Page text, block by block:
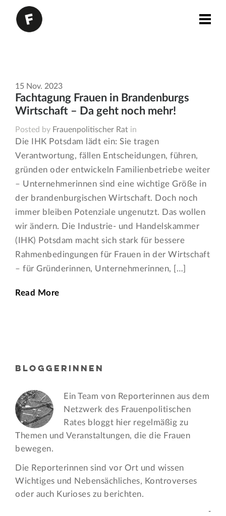
15 Nov. 2023
Fachtagung Frauen in Brandenburgs
Wirtschaft – Da geht noch mehr!
Posted by Frauenpolitischer Rat in
Die IHK Potsdam lädt ein: Sie tragen
Verantwortung, fällen Entscheidungen, führen,
gründen oder entwickeln Familienbetriebe weiter
– Unternehmerinnen sind eine wichtige Größe in
der brandenburgischen Wirtschaft. Doch noch
immer bleiben Potenziale ungenutzt. Das wollen
wir ändern. Die Industrie- und Handelskammer
(IHK) Potsdam macht sich stark für bessere
Rahmenbedingungen für Frauen in der Wirtschaft
– für Gründerinnen, Unternehmerinnen, […]
Read More
BLOGGERINNEN
Ein Team von Reporterinnen aus dem
Netzwerk des Frauen­politischen
Rates bloggt hier regelmäßig zu
Themen und Veran­staltungen, die die Frauen
bewegen.
Die Reporterinnen sind vor Ort und wissen
Wichtiges und Nebensächliches, Kontroverses
oder auch Kurioses zu berichten.
-